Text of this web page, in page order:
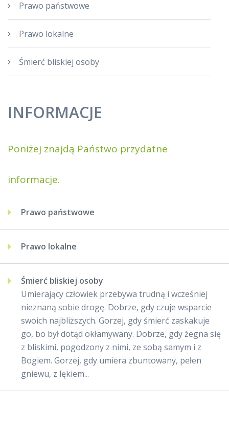
Prawo państwowe
Prawo lokalne
Śmierć bliskiej osoby
INFORMACJE
Poniżej znajdą Państwo przydatne
informacje.
Prawo państwowe
Prawo lokalne
Śmierć bliskiej osoby
Umierający człowiek przebywa trudną i wcześniej
nieznaną sobie drogę. Dobrze, gdy czuje wsparcie
swoich najbliższych. Gorzej, gdy śmierć zaskakuje
go, bo był dotąd okłamywany. Dobrze, gdy żegna się
z bliskimi, pogodzony z nimi, ze sobą samym i z
Bogiem. Gorzej, gdy umiera zbuntowany, pełen
gniewu, z lękiem...